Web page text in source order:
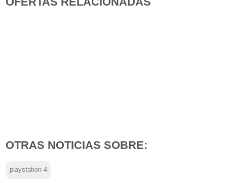
OTRAS NOTICIAS SOBRE:
playstation 4